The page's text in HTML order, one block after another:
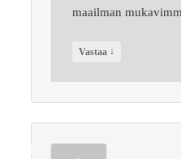
maailman
Vastaa ↓